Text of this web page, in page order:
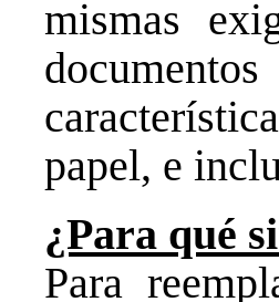
mismas
papel, e
¿Para qué
Para